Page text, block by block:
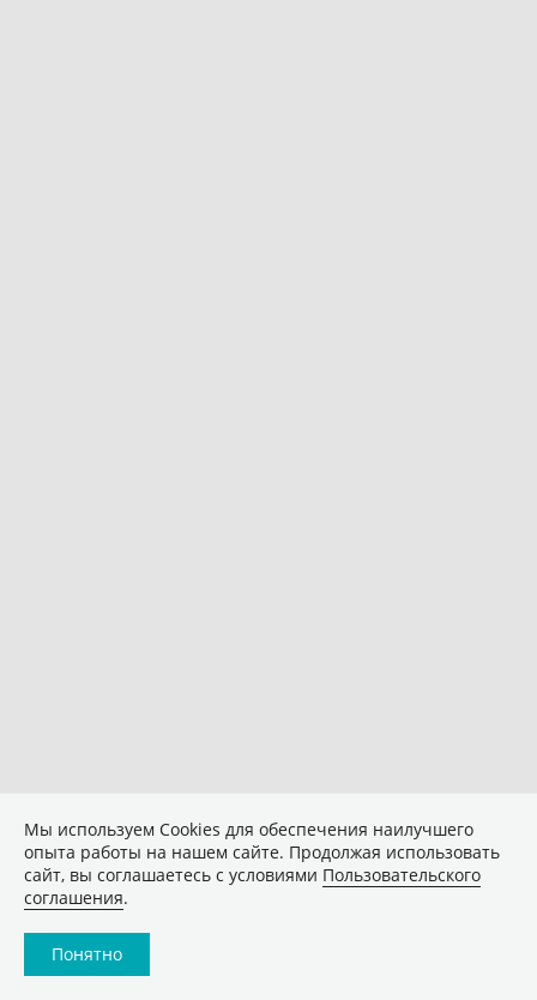
Мы используем Сookies для обеспечения наилучшего
опыта работы на нашем сайте. Продолжая использовать
сайт, вы соглашаетесь с условиями Пользовательского
соглашения.
Понятно